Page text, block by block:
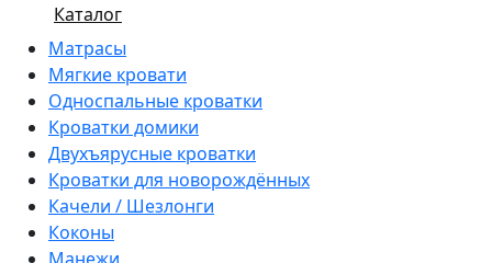
Каталог
Матрасы
Мягкие кровати
Односпальные кроватки
Кроватки домики
Двухъярусные кроватки
Кроватки для новорождённых
Качели / Шезлонги
Коконы